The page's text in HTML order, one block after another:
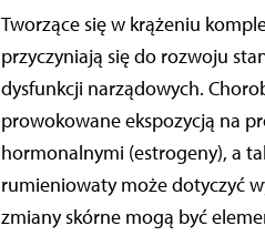
Tworzące się w krążeniu
przyczyniają się do rozwoju
dysfunkcji narządowych.
prowokowane ekspozycją na
hormonalnymi (estrogeny), a
rumieniowaty może dotyczyć
zmiany skórne mogą być